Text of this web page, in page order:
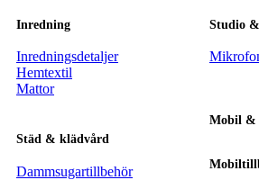
Inredning
Inredningsdetaljer
Hemtextil
Mattor
Städ & klädvård
Dammsugartillbehör
Studio
Mobil &